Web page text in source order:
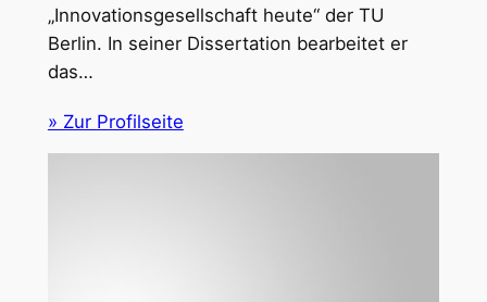
„Innovationsgesellschaft heute“ der TU
Berlin. In seiner Dissertation bearbeitet er
das…
» Zur Profilseite